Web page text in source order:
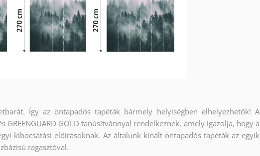
Így az öntapadós tapéták bármely helyiségben elhelyezhetők! A
GREENGUARD GOLD tanúsítvánnyal rendelkeznek, amely igazolja, hogy a
kibocsátási előírásoknak. Az általunk kínált öntapadós tapéták az egyik
ragasztóval.